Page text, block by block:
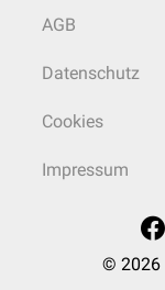
AGB
Datenschutz
Cookies
Impressum
© 2026